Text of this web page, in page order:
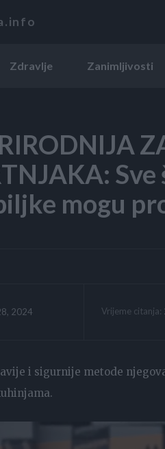
Zdravlje Zanimljivosti
mogu
2024 Vrijeme citanja:
i sigurnije metode